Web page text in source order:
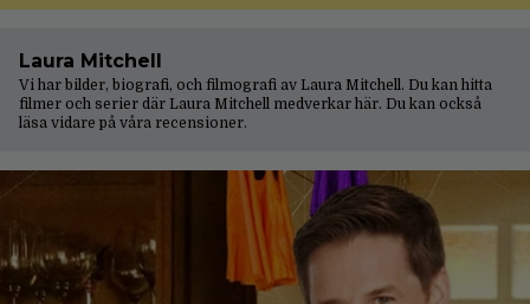
Laura Mitchell
Vi har bilder, biografi, och filmografi av Laura Mitchell. Du kan hitta
filmer och serier där Laura Mitchell medverkar här. Du kan också
läsa vidare på våra recensioner.